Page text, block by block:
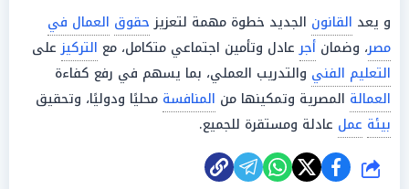
و يعد القانون الجديد خطوة مهمة لتعزيزحقوق العمال في
مصر، وضمان أجرعادل وتأمين اجتماعي متكامل، مع التركيزعلى
التعليم الفني والتدريب العملي، بما يسهم في رفع كفاءة
العمالة المصرية وتمكينها من المنافسة محليًا ودوليًا، وتحقيق
بيئة عمل عادلة ومستقرة للجميع.
شارك